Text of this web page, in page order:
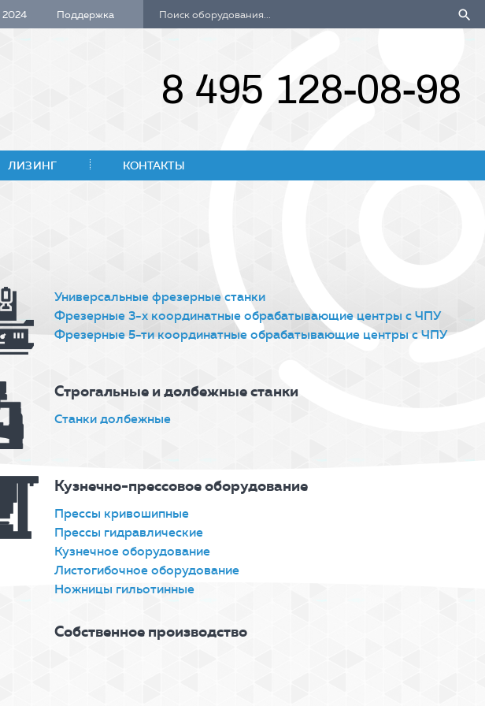
2024 Поддержка search
8 495 128-08-98
ЛИЗИНГ КОНТАКТЫ
Универсальные фрезерные станки
Фрезерные 3-х координатные обрабатывающие центры с ЧПУ
Фрезерные 5-ти координатные обрабатывающие центры с ЧПУ
Строгальные и долбежные станки
Станки долбежные
Кузнечно-прессовое оборудование
Прессы кривошипные
Прессы гидравлические
Кузнечное оборудование
Листогибочное оборудование
Ножницы гильотинные
Собственное производство